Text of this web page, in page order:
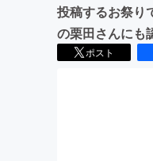
投稿するお祭り
の栗田さんにも
ポスト